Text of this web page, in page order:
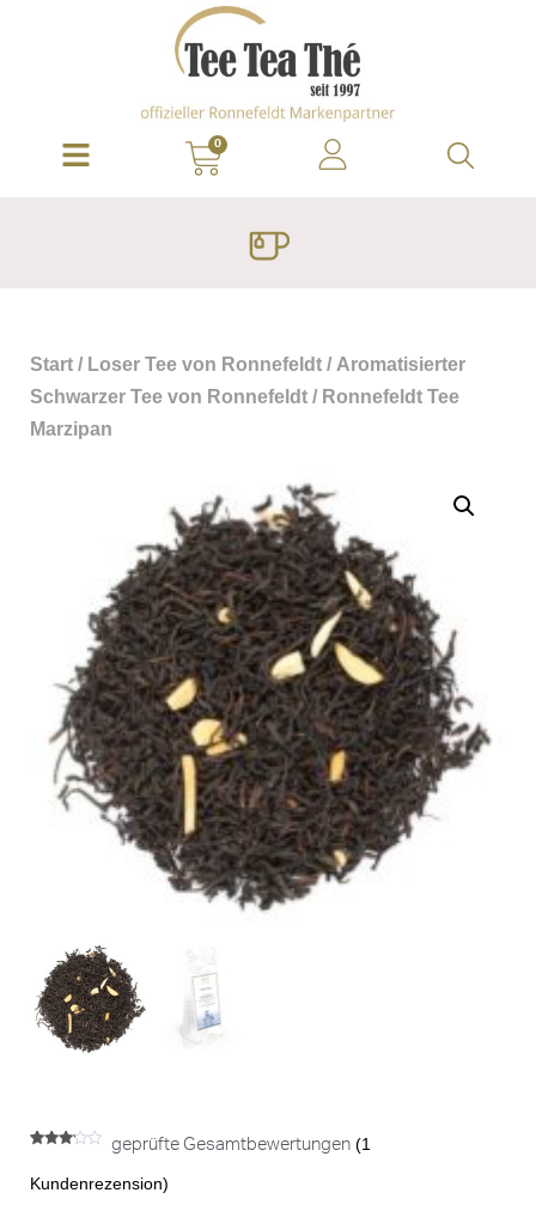
0
Start / Loser Tee von Ronnefeldt / Aromatisierter
Schwarzer Tee von Ronnefeldt / Ronnefeldt Tee
Marzipan
3.00
geprüfte Gesamtbewertungen (1
Kundenrezension)